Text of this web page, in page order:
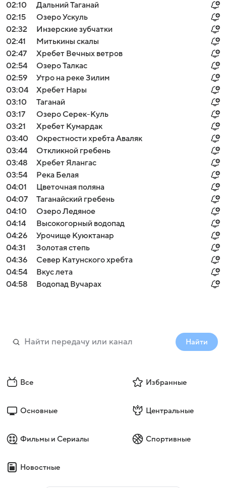
02:10
Дальний Таганай
02:15
Озеро Ускуль
02:32
Инзерские зубчатки
02:41
Митькины скалы
02:47
Хребет Вечных ветров
02:54
Озеро Талкас
02:59
Утро на реке Зилим
03:04
Хребет Нары
03:10
Таганай
03:17
Озеро Серек-Куль
03:21
Хребет Кумардак
03:40
Окрестности хребта Аваляк
03:44
Откликной гребень
03:48
Хребет Ялангас
03:54
Река Белая
04:01
Цветочная поляна
04:07
Таганайский гребень
04:10
Озеро Ледяное
04:14
Высокогорный водопад
04:26
Урочище Куюктанар
04:31
Золотая степь
04:36
Север Катунского хребта
04:54
Вкус лета
04:58
Водопад Вучарах
Найти
Все Избранные
Основные Центральные
Фильмы и Сериалы Спортивные
Новостные